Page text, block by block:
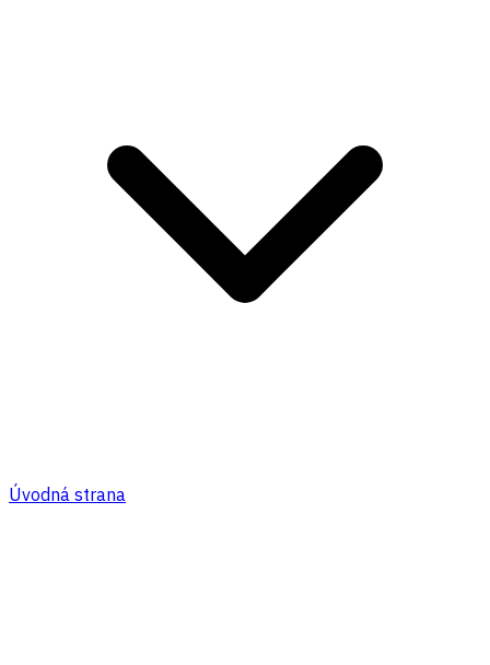
Úvodná strana